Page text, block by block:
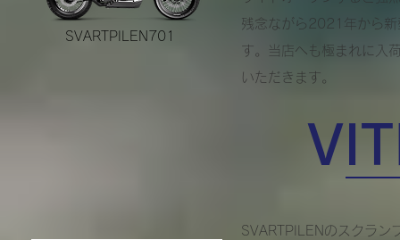
SVARTPILEN701
残念ながら2021年から新
す。当店へも極まれに入
いただきます。
SVARTPILENのスクラン